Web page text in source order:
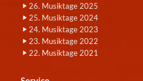
26. Musiktage 2025
25. Musiktage 2024
24. Musiktage 2023
23. Musiktage 2022
22. Musiktage 2021